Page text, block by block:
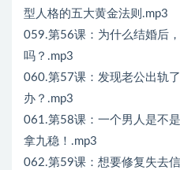
型人格的五大黄金法则.mp3
059.第56课：为什么结婚后
吗？.mp3
060.第57课：发现老公出轨
办？.mp3
061.第58课：一个男人是不
拿九稳！.mp3
062.第59课：想要修复失去